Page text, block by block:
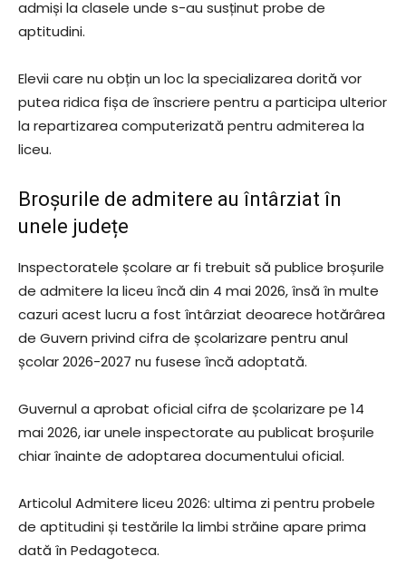
admiși la clasele unde s-au susținut probe de
aptitudini.
Elevii care nu obțin un loc la specializarea dorită vor
putea ridica fișa de înscriere pentru a participa ulterior
la repartizarea computerizată pentru admiterea la
liceu.
Broșurile de admitere au întârziat în
unele județe
Inspectoratele școlare ar fi trebuit să publice broșurile
de admitere la liceu încă din 4 mai 2026, însă în multe
cazuri acest lucru a fost întârziat deoarece hotărârea
de Guvern privind cifra de școlarizare pentru anul
școlar 2026-2027 nu fusese încă adoptată.
Guvernul a aprobat oficial cifra de școlarizare pe 14
mai 2026, iar unele inspectorate au publicat broșurile
chiar înainte de adoptarea documentului oficial.
Articolul Admitere liceu 2026: ultima zi pentru probele
de aptitudini și testările la limbi străine apare prima
dată în Pedagoteca.